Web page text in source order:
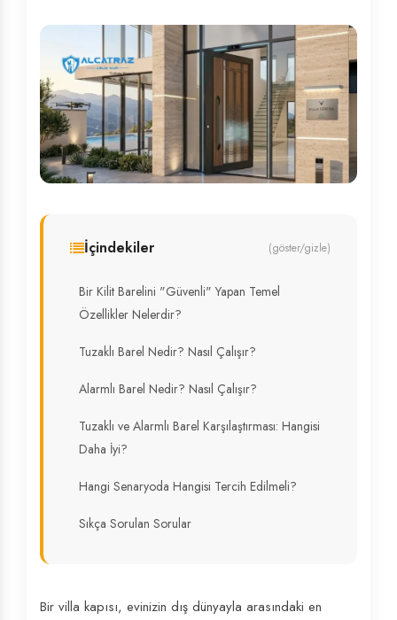
İçindekiler (göster/gizle)
Bir Kilit Barelini "Güvenli" Yapan Temel
Özellikler Nelerdir?
Tuzaklı Barel Nedir? Nasıl Çalışır?
Alarmlı Barel Nedir? Nasıl Çalışır?
Tuzaklı ve Alarmlı Barel Karşılaştırması: Hangisi
Daha İyi?
Hangi Senaryoda Hangisi Tercih Edilmeli?
Sıkça Sorulan Sorular
Bir villa kapısı, evinizin dış dünyayla arasındaki en